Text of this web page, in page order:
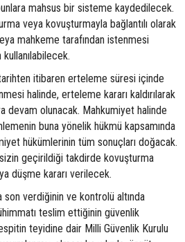
mahsus bir sisteme kaydedilecek.
veya kovuşturmayla bağlantılı olarak
mahkeme tarafından istenmesi
itibaren erteleme süresi içinde
halinde, erteleme kararı kaldırılarak
devam olunacak. Mahkumiyet halinde
buna yönelik hükmü kapsamında
hükümlerinin tüm sonuçları doğacak.
geçirildiği takdirde kovuşturma
düşme kararı verilecek.
son verdiğinin ve kontrolü altında
teslim ettiğinin güvenlik
teyidine dair Milli Güvenlik Kurulu